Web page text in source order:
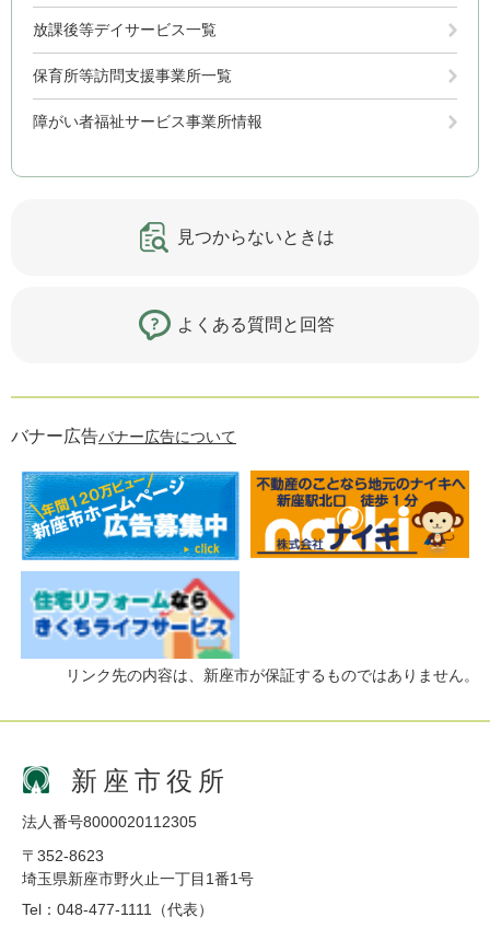
放課後等デイサービス一覧
保育所等訪問支援事業所一覧
障がい者福祉サービス事業所情報
見つからないときは
よくある質問と回答
バナー広告バナー広告について
リンク先の内容は、新座市が保証するものではありません。
新座市役所
法人番号8000020112305
〒352-8623
埼玉県新座市野火止一丁目1番1号
Tel：048-477-1111（代表）